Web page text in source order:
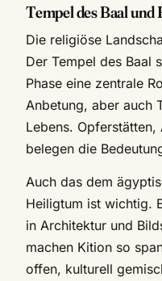
Tempel des Baal
Die religiöse
Der Tempel des Baal
Phase eine zentrale
Anbetung, aber auch
Lebens.
belegen die
Auch das dem
Heiligtum ist wichtig.
in Architektur und
machen Kition so
offen, kulturell